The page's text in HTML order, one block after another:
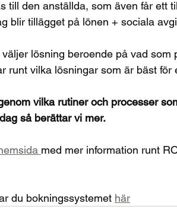
till den anställda, som även får ett
blir tillägget på lönen + sociala
lösning beroende på vad som
runt vilka lösningar som är bäst för
vilka rutiner och processer
så berättar vi mer.
med mer information runt
du bokningssystemet här